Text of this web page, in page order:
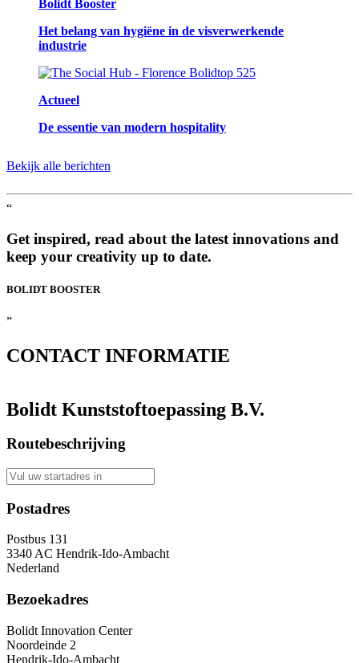
Bolidt Booster
Het belang van hygiëne in de visverwerkende
industrie
Actueel
De essentie van modern hospitality
Bekijk alle berichten
“
Get inspired, read about the latest innovations and
keep your creativity up to date.
BOLIDT BOOSTER
”
CONTACT INFORMATIE
Bolidt Kunststoftoepassing B.V.
Routebeschrijving
Postadres
Postbus 131
3340 AC Hendrik-Ido-Ambacht
Nederland
Bezoekadres
Bolidt Innovation Center
Noordeinde 2
Hendrik-Ido-Ambacht